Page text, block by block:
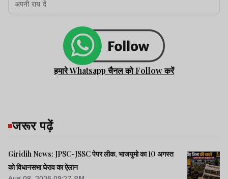
हमारे Whatsapp चैनल को Follow करें
जरूर पढ़ें
Giridih News: JPSC-JSSC पेपर लीक, भाजयुमो का 10 अगस्त
को विधानसभा घेराव का ऐलान